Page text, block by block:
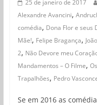
25 de janeiro de 2017
Alexandre Avancini,
comédia, Dona Flor e seus
Mãe!, Felipe Bragança, João
2, Não Devore meu
Mandamentos – O Filme,
Trapalhões, Pedro
Se em 2016 as